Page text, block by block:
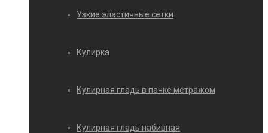
Узкие эластичные сетки
Кулирка
Кулирная гладь в пачке метражом
Кулирная гладь набивная